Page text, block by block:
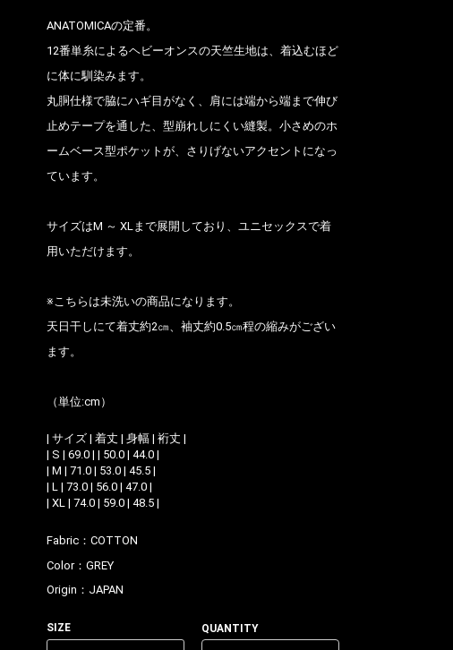
ANATOMICAの定番。
12番単糸によるヘビーオンスの天竺生地は、着込むほど
に体に馴染みます。
丸胴仕様で脇にハギ目がなく、肩には端から端まで伸び
止めテープを通した、型崩れしにくい縫製。小さめのホ
ームベース型ポケットが、さりげないアクセントになっ
ています。
サイズはM ～ XLまで展開しており、ユニセックスで着
用いただけます。
※こちらは未洗いの商品になります。
天日干しにて着丈約2㎝、袖丈約0.5㎝程の縮みがござい
ます。
（単位:cm）
| サイズ | 着丈 | 身幅 | 裄丈 |
| S | 69.0 | | 50.0 | 44.0 |
| M | 71.0 | 53.0 | 45.5 |
| L | 73.0 | 56.0 | 47.0 |
| XL | 74.0 | 59.0 | 48.5 |
Fabric： COTTON
Color： GREY
Origin： JAPAN
SIZE QUANTITY